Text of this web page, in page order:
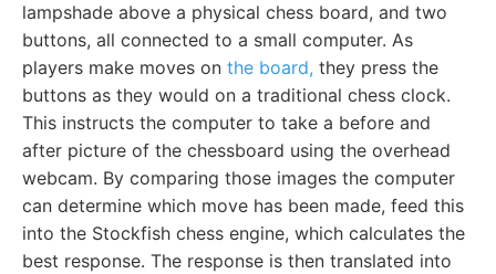
lampshade above a physical chess board, and two
buttons, all connected to a small computer. As
players make moves on the board, they press the
buttons as they would on a traditional chess clock.
This instructs the computer to take a before and
after picture of the chessboard using the overhead
webcam. By comparing those images the computer
can determine which move has been made, feed this
into the Stockfish chess engine, which calculates the
best response. The response is then translated into